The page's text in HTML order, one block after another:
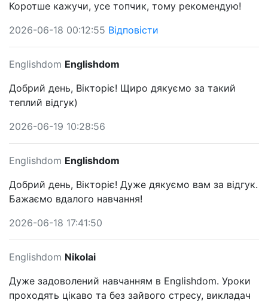
Коротше кажучи, усе топчик, тому рекомендую!
2026-06-18 00:12:55 Відповісти
Englishdom Englishdom
Добрий день, Вікторіє! Щиро дякуємо за такий
теплий відгук)
2026-06-19 10:28:56
Englishdom Englishdom
Добрий день, Вікторіє! Дуже дякуємо вам за відгук.
Бажаємо вдалого навчання!
2026-06-18 17:41:50
Englishdom Nikolai
Дуже задоволений навчанням в Englishdom. Уроки
проходять цікаво та без зайвого стресу, викладач